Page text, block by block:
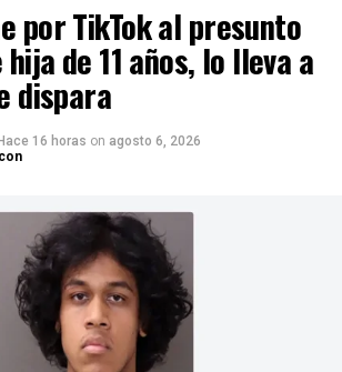
por TikTok al presunto
de 11 años, lo lleva a
dispara
16 horas on agosto 6, 2026